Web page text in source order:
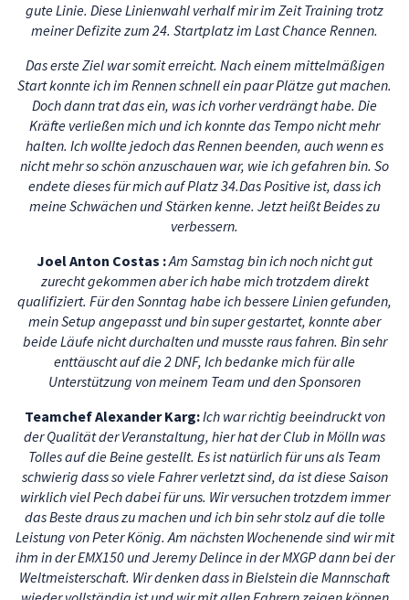
gute Linie. Diese Linienwahl verhalf mir im Zeit Training trotz
meiner Defizite zum 24. Startplatz im Last Chance Rennen.
Das erste Ziel war somit erreicht. Nach einem mittelmäßigen
Start konnte ich im Rennen schnell ein paar Plätze gut machen.
Doch dann trat das ein, was ich vorher verdrängt habe. Die
Kräfte verließen mich und ich konnte das Tempo nicht mehr
halten. Ich wollte jedoch das Rennen beenden, auch wenn es
nicht mehr so schön anzuschauen war, wie ich gefahren bin. So
endete dieses für mich auf Platz 34.Das Positive ist, dass ich
meine Schwächen und Stärken kenne. Jetzt heißt Beides zu
verbessern.
Joel Anton Costas :Am Samstag bin ich noch nicht gut
zurecht gekommen aber ich habe mich trotzdem direkt
qualifiziert. Für den Sonntag habe ich bessere Linien gefunden,
mein Setup angepasst und bin super gestartet, konnte aber
beide Läufe nicht durchalten und musste raus fahren. Bin sehr
enttäuscht auf die 2 DNF, Ich bedanke mich für alle
Unterstützung von meinem Team und den Sponsoren
Teamchef Alexander Karg:Ich war richtig beeindruckt von
der Qualität der Veranstaltung, hier hat der Club in Mölln was
Tolles auf die Beine gestellt. Es ist natürlich für uns als Team
schwierig dass so viele Fahrer verletzt sind, da ist diese Saison
wirklich viel Pech dabei für uns. Wir versuchen trotzdem immer
das Beste draus zu machen und ich bin sehr stolz auf die tolle
Leistung von Peter König. Am nächsten Wochenende sind wir mit
ihm in der EMX150 und Jeremy Delince in der MXGP dann bei der
Weltmeisterschaft. Wir denken dass in Bielstein die Mannschaft